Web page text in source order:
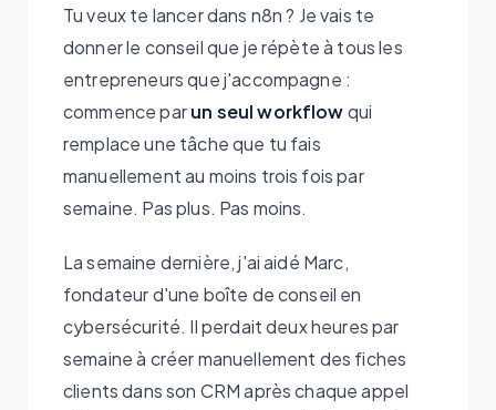
Tu veux te lancer dans n8n ? Je vais te
donner le conseil que je répète à tous les
entrepreneurs que j'accompagne :
commence parun seul workflowqui
remplace une tâche que tu fais
manuellement au moins trois fois par
semaine. Pas plus. Pas moins.
La semaine dernière, j'ai aidé Marc,
fondateur d'une boîte de conseil en
cybersécurité. Il perdait deux heures par
semaine à créer manuellement des fiches
clients dans son CRM après chaque appel